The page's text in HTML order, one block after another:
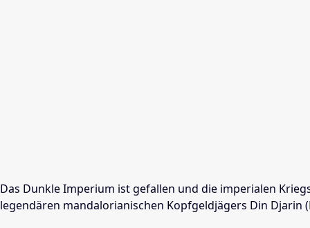
Das Dunkle Imperium ist gefallen und die imperialen
legendären mandalorianischen Kopfgeldjägers Din Djarin